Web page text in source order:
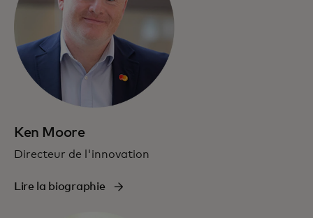
Ken Moore
Directeur de l'innovation
Lire la biographie